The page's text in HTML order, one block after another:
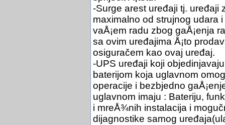
-Surge arest uređaji tj. uređaji
maximalno od strujnog udara
vaÅ¡em radu zbog gaÅ¡enja
sa ovim uređajima Å¡to
osiguračem kao ovaj uređaj.
-UPS uređaji koji
baterijom koja uglavnom
operacije i bezbjedno
uglavnom imaju : Bateriju,
i mreÅ¾nih instalacija i
dijagnostike samog